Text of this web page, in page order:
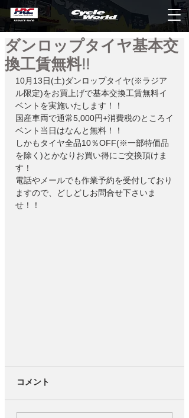
ダンロップタイヤ基本交
換工賃無料!!
10月13日(土)ダンロップタイヤ(※ラジア
ル限定)をお買上げで基本交換工賃無料イ
ベントを実施いたします！！
国産車両で通常5,000円+消費税のところイ
ベント当日はなんと無料！！
しかもタイヤ全品10％OFF(※一部特価品
を除く)とかなりお買い得にご交換頂けま
す！
電話やメールでも作業予約を受付しており
ますので、どしどしお問合せ下さいま
せ！！
コメント